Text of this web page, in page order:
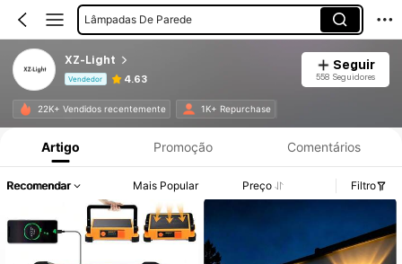
Lâmpadas De Parede
XZ-Light
Vendedor 4.63
Seguir
558 Seguidores
22K+ Vendidos recentemente 1K+ Repurchase
Informações do Produto: Divulgação de Preço, Vendas e Detalhes de Stock.
Artigo Promoção Comentários
Recomendar Mais Popular Preço Filtro